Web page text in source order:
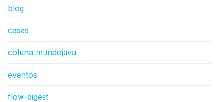
blog
cases
coluna mundojava
eventos
flow-digest